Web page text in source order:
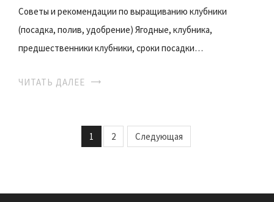
Советы и рекомендации по выращиванию клубники
(посадка, полив, удобрение) Ягодные, клубника,
предшественники клубники, сроки посадки…
ЧИТАТЬ ДАЛЕЕ
1 2 Следующая